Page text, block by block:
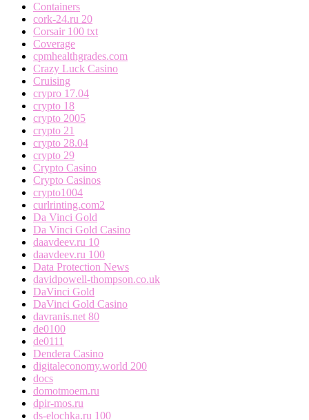
Containers
cork-24.ru 20
Corsair 100 txt
Coverage
cpmhealthgrades.com
Crazy Luck Casino
Cruising
crypro 17.04
crypto 18
crypto 2005
crypto 21
crypto 28.04
crypto 29
Crypto Casino
Crypto Casinos
crypto1004
curlrinting.com2
Da Vinci Gold
Da Vinci Gold Casino
daavdeev.ru 10
daavdeev.ru 100
Data Protection News
davidpowell-thompson.co.uk
DaVinci Gold
DaVinci Gold Casino
davranis.net 80
de0100
de0111
Dendera Casino
digitaleconomy.world 200
docs
domotmoem.ru
dpir-mos.ru
ds-elochka.ru 100